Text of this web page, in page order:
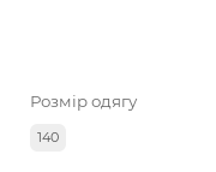
Розмір одягу
140